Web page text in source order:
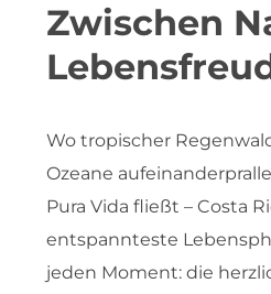
Zwischen
Wo tropischer
Ozeane
Pura Vida fließt – Costa
entspannteste
jeden Moment: die